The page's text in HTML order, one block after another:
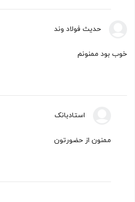
حدیث فولاد وند
خوب بود ممنونم
استادبانک
ممنون از حضورتون